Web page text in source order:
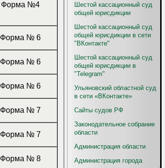
Форма №4
Форма № 6
Форма № 6
Форма № 6
Форма № 7
Форма № 7
Форма № 8
Шестой кассационный суд
общей юрисдикции
Шестой кассационный суд
общей юрисдикции в сети
"ВКонтакте"
Шестой кассационный суд
общей юрисдикции в
"Telegram"
Ульяновский областной суд
в сети «ВКонтакте»
Сайты судов РФ
Законодательное собрание
области
Администрация области
Администрация города